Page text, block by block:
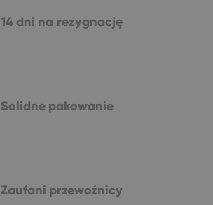
14 dni na rezygnację
Solidne pakowanie
Zaufani przewoźnicy